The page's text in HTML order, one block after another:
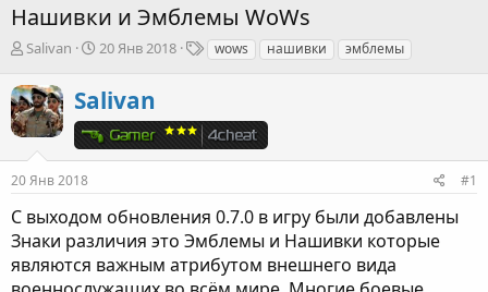
Нашивки и Эмблемы WoWs
А
т
о
р
е
м
Salivan
Д
а
н
а
ч
а
20 Янв 2018
Тwows нашивки эмблемы
Salivan
20 Янв 2018 #1
С выходом обновления 0.7.0 в игру были добавлены
Знаки различия это Эмблемы и Нашивки которые
являются важным атрибутом внешнего вида